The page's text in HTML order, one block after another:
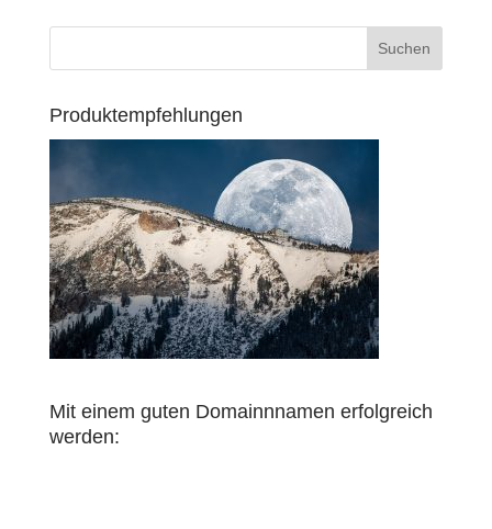
Produktempfehlungen
Mit einem guten Domainnnamen erfolgreich
werden: